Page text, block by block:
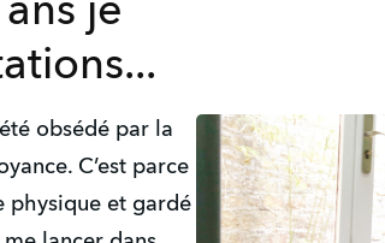
je
obsédé par la
C’est parce
physique et gardé